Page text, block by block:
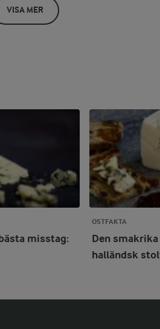
VISA MER
misstag:
OSTFAKTA
Den
halländsk